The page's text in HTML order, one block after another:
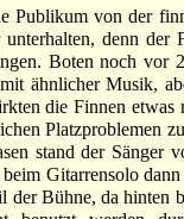
Publikum von der
denn der
Boten noch vor
mit ähnlicher Musik,
die Finnen etwas
Platzproblemen
stand der Sänger
Gitarrensolo
der Bühne, da hinten